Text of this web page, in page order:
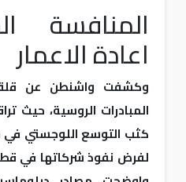
المنافسة
اعادة الاعمار
وكشفت واشنطن عن
المبادرات الروسية، حيث
كثب التوسع اللوجستي
لفرض نفوذ شركاتها في